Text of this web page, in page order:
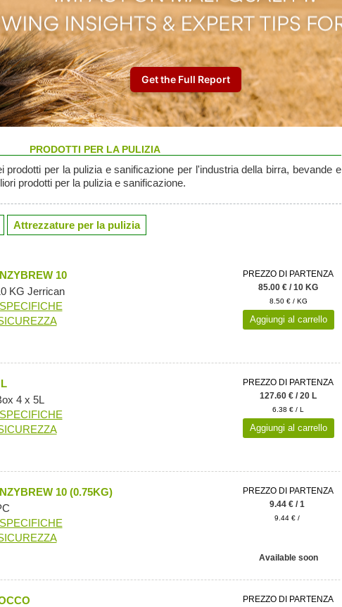
PRODOTTI PER LA PULIZIA
prodotti per la pulizia e sanificazione per l'industria della birra, bevande e
prodotti per la pulizia e sanificazione.
Attrezzature per la pulizia
10
KG Jerrican
PREZZO DI PARTENZA
85.00 € / 10 KG
8.50 € / KG
Aggiungi al carrello
4 x 5L
PREZZO DI PARTENZA
127.60 € / 20 L
6.38 € / L
Aggiungi al carrello
10 (0.75KG)
PREZZO DI PARTENZA
9.44 € / 1
9.44 € /
Available soon
PREZZO DI PARTENZA